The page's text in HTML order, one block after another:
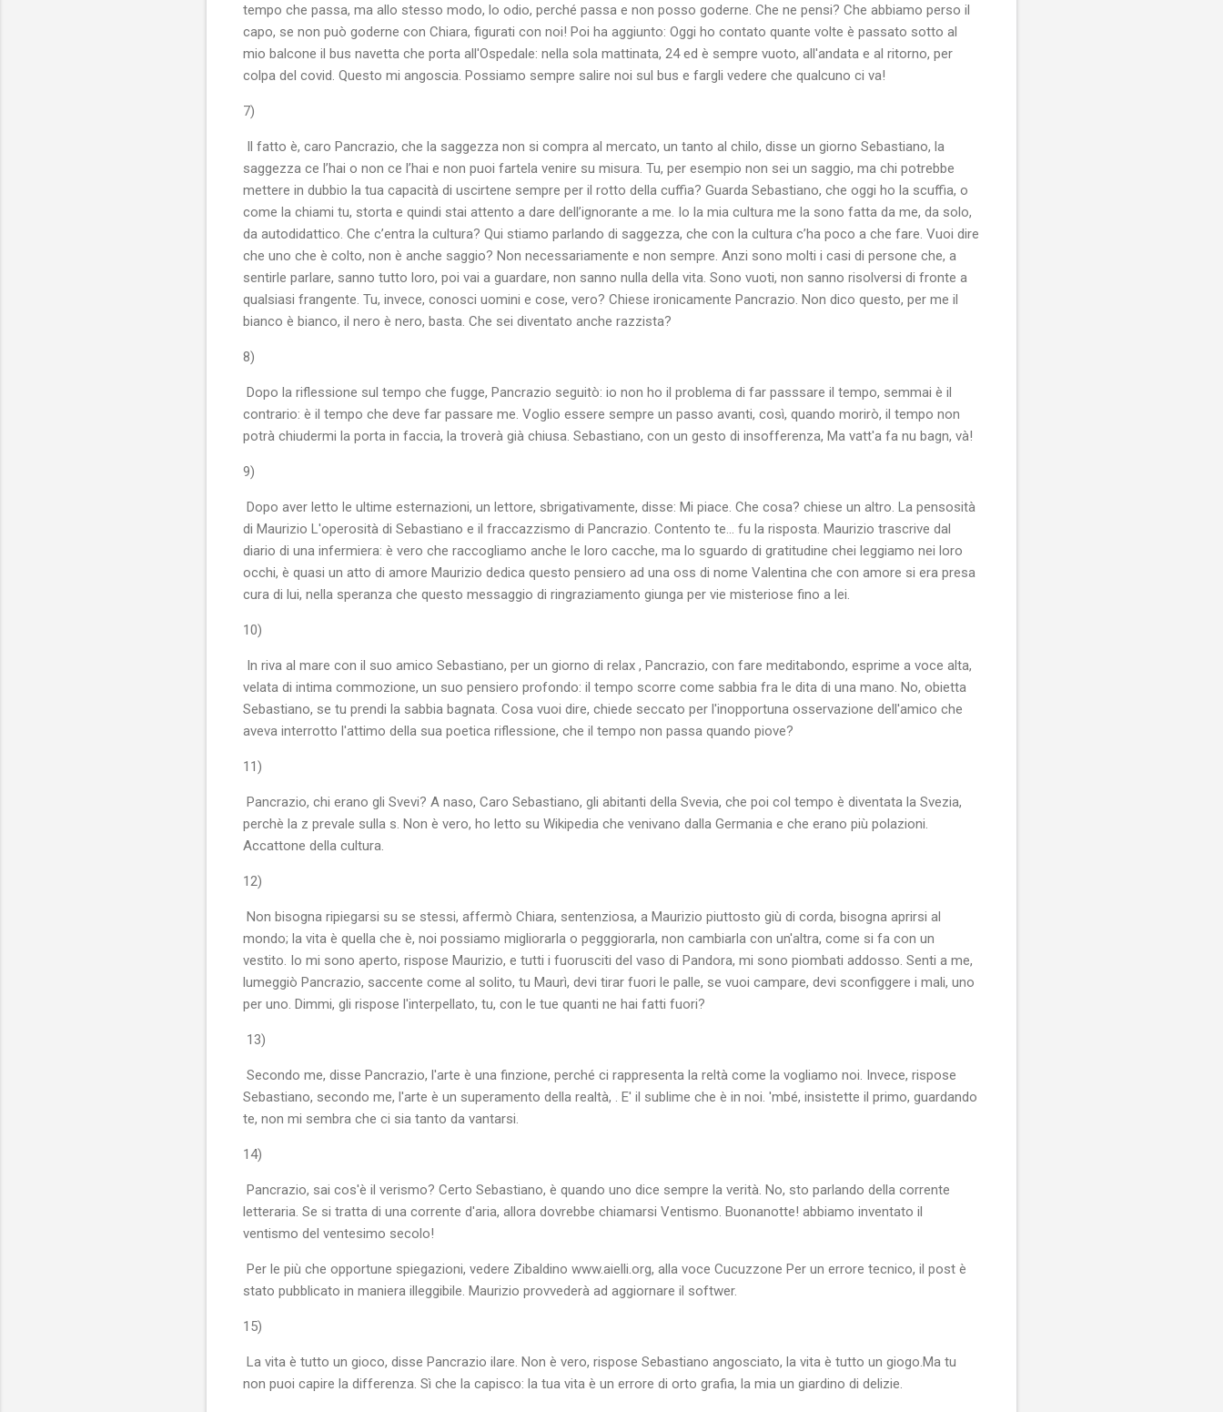
tempo che passa, ma allo stesso modo, lo odio, perché passa e non posso goderne. Che ne pensi? Che abbiamo perso il
capo, se non può goderne con Chiara, figurati con noi! Poi ha aggiunto: Oggi ho contato quante volte è passato sotto al
mio balcone il bus navetta che porta all'Ospedale: nella sola mattinata, 24 ed è sempre vuoto, all'andata e al ritorno, per
colpa del covid. Questo mi angoscia. Possiamo sempre salire noi sul bus e fargli vedere che qualcuno ci va!
7)
Il fatto è, caro Pancrazio, che la saggezza non si compra al mercato, un tanto al chilo, disse un giorno Sebastiano, la
saggezza ce l’hai o non ce l’hai e non puoi fartela venire su misura. Tu, per esempio non sei un saggio, ma chi potrebbe
mettere in dubbio la tua capacità di uscirtene sempre per il rotto della cuffia? Guarda Sebastiano, che oggi ho la scuffia, o
come la chiami tu, storta e quindi stai attento a dare dell’ignorante a me. Io la mia cultura me la sono fatta da me, da solo,
da autodidattico. Che c’entra la cultura? Qui stiamo parlando di saggezza, che con la cultura c’ha poco a che fare. Vuoi dire
che uno che è colto, non è anche saggio? Non necessariamente e non sempre. Anzi sono molti i casi di persone che, a
sentirle parlare, sanno tutto loro, poi vai a guardare, non sanno nulla della vita. Sono vuoti, non sanno risolversi di fronte a
qualsiasi frangente. Tu, invece, conosci uomini e cose, vero? Chiese ironicamente Pancrazio. Non dico questo, per me il
bianco è bianco, il nero è nero, basta. Che sei diventato anche razzista?
8)
Dopo la riflessione sul tempo che fugge, Pancrazio seguitò: io non ho il problema di far passsare il tempo, semmai è il
contrario: è il tempo che deve far passare me. Voglio essere sempre un passo avanti, così, quando morirò, il tempo non
potrà chiudermi la porta in faccia, la troverà già chiusa. Sebastiano, con un gesto di insofferenza, Ma vatt'a fa nu bagn, và!
9)
Dopo aver letto le ultime esternazioni, un lettore, sbrigativamente, disse: Mi piace. Che cosa? chiese un altro. La pensosità
di Maurizio L'operosità di Sebastiano e il fraccazzismo di Pancrazio. Contento te... fu la risposta. Maurizio trascrive dal
diario di una infermiera: è vero che raccogliamo anche le loro cacche, ma lo sguardo di gratitudine chei leggiamo nei loro
occhi, è quasi un atto di amore Maurizio dedica questo pensiero ad una oss di nome Valentina che con amore si era presa
cura di lui, nella speranza che questo messaggio di ringraziamento giunga per vie misteriose fino a lei.
10)
In riva al mare con il suo amico Sebastiano, per un giorno di relax , Pancrazio, con fare meditabondo, esprime a voce alta,
velata di intima commozione, un suo pensiero profondo: il tempo scorre come sabbia fra le dita di una mano. No, obietta
Sebastiano, se tu prendi la sabbia bagnata. Cosa vuoi dire, chiede seccato per l'inopportuna osservazione dell'amico che
aveva interrotto l'attimo della sua poetica riflessione, che il tempo non passa quando piove?
11)
Pancrazio, chi erano gli Svevi? A naso, Caro Sebastiano, gli abitanti della Svevia, che poi col tempo è diventata la Svezia,
perchè la z prevale sulla s. Non è vero, ho letto su Wikipedia che venivano dalla Germania e che erano più polazioni.
Accattone della cultura.
12)
Non bisogna ripiegarsi su se stessi, affermò Chiara, sentenziosa, a Maurizio piuttosto giù di corda, bisogna aprirsi al
mondo; la vita è quella che è, noi possiamo migliorarla o pegggiorarla, non cambiarla con un'altra, come si fa con un
vestito. Io mi sono aperto, rispose Maurizio, e tutti i fuorusciti del vaso di Pandora, mi sono piombati addosso. Senti a me,
lumeggiò Pancrazio, saccente come al solito, tu Maurì, devi tirar fuori le palle, se vuoi campare, devi sconfiggere i mali, uno
per uno. Dimmi, gli rispose l'interpellato, tu, con le tue quanti ne hai fatti fuori?
13)
Secondo me, disse Pancrazio, l'arte è una finzione, perché ci rappresenta la reltà come la vogliamo noi. Invece, rispose
Sebastiano, secondo me, l'arte è un superamento della realtà, . E' il sublime che è in noi. 'mbé, insistette il primo, guardando
te, non mi sembra che ci sia tanto da vantarsi.
14)
Pancrazio, sai cos'è il verismo? Certo Sebastiano, è quando uno dice sempre la verità. No, sto parlando della corrente
letteraria. Se si tratta di una corrente d'aria, allora dovrebbe chiamarsi Ventismo. Buonanotte! abbiamo inventato il
ventismo del ventesimo secolo!
Per le più che opportune spiegazioni, vedere Zibaldino www.aielli.org, alla voce Cucuzzone Per un errore tecnico, il post è
stato pubblicato in maniera illeggibile. Maurizio provvederà ad aggiornare il softwer.
15)
La vita è tutto un gioco, disse Pancrazio ilare. Non è vero, rispose Sebastiano angosciato, la vita è tutto un giogo.Ma tu
non puoi capire la differenza. Sì che la capisco: la tua vita è un errore di orto grafia, la mia un giardino di delizie.